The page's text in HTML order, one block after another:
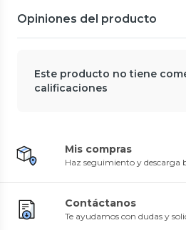
Opiniones del producto
Este producto no tiene
calificaciones
Mis compras
Haz seguimiento y descarga
Contáctanos
Te ayudamos con dudas y